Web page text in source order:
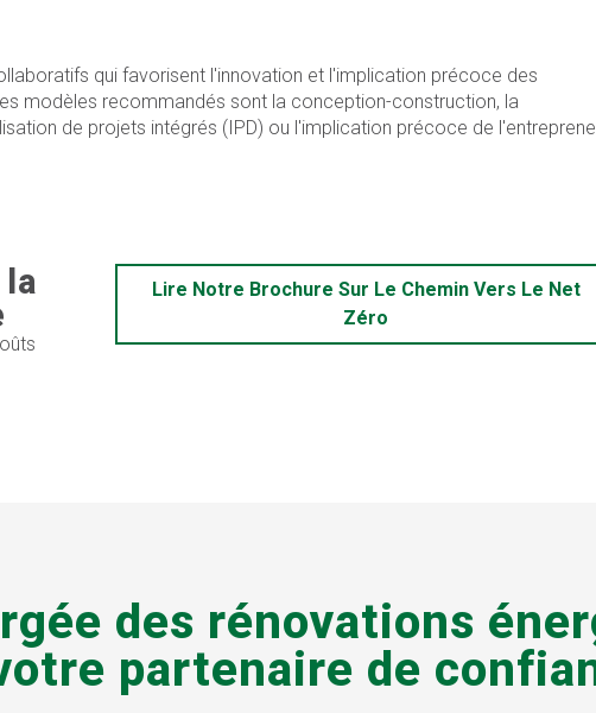
qui favorisent l'innovation et l'implication précoce des
modèles recommandés sont la conception-construction, la
de projets intégrés (IPD) ou l'implication précoce de
Lire Notre Brochure Sur Le Chemin Vers Le Net
Zéro
des rénovations
partenaire de